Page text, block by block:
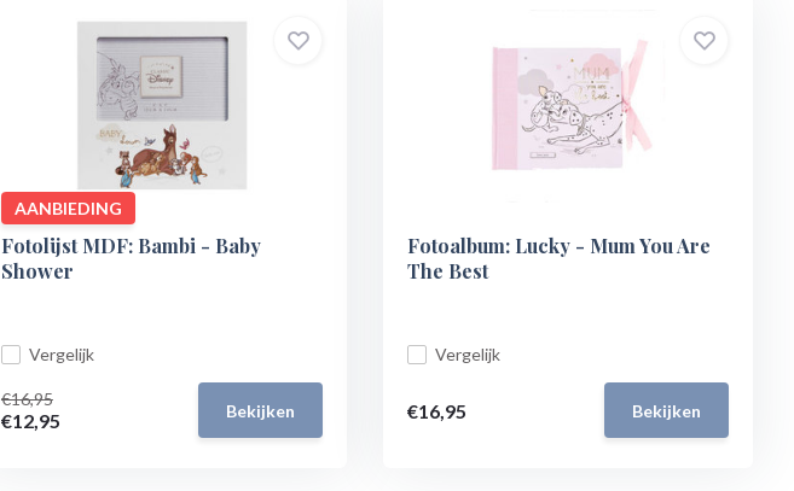
AANBIEDING
Fotolijst MDF: Bambi - Baby
Shower
Vergelijk
€16,95
€12,95 Bekijken
Fotoalbum: Lucky - Mum You Are
The Best
Vergelijk
€16,95 Bekijken